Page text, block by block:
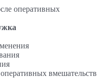
оперативных
вмешательств